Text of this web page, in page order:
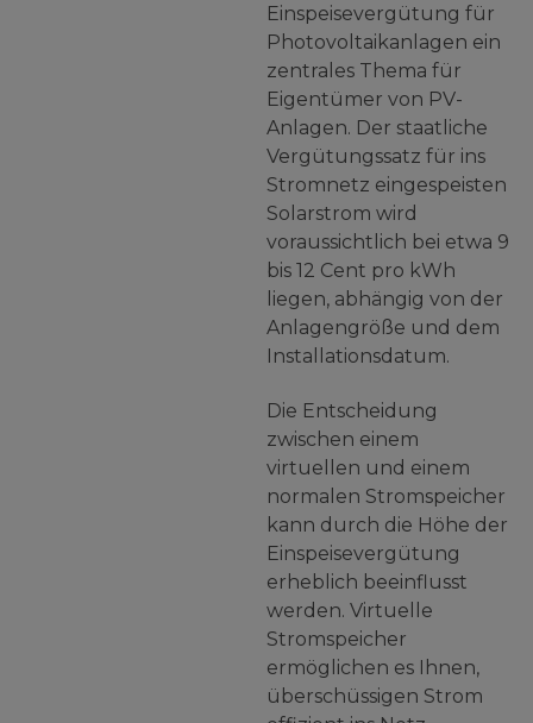
Einspeisevergütung für
Photovoltaikanlagen ein
zentrales Thema für
Eigentümer von PV-
Anlagen. Der staatliche
Vergütungssatz für ins
Stromnetz eingespeisten
Solarstrom wird
voraussichtlich bei etwa 9
bis 12 Cent pro kWh
liegen, abhängig von der
Anlagengröße und dem
Installationsdatum.
Die Entscheidung
zwischen einem
virtuellen und einem
normalen Stromspeicher
kann durch die Höhe der
Einspeisevergütung
erheblich beeinflusst
werden. Virtuelle
Stromspeicher
ermöglichen es Ihnen,
überschüssigen Strom